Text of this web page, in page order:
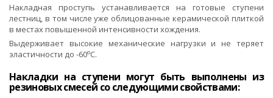
Накладная проступь устанавливается на готовые ступени
лестниц, в том числе уже облицованные керамической плиткой
в местах повышенной интенсивности хождения.
Выдерживает высокие механические нагрузки и не теряет
эластичности до -60оС.
Накладки на ступени могут быть выполнены из
резиновых смесей со следующими свойствами: